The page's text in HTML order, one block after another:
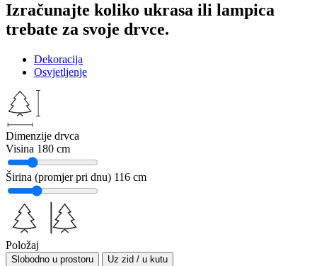
Izračunajte koliko ukrasa ili lampica
trebate za svoje drvce.
Dekoracija
Osvjetljenje
Dimenzije drvca
Visina 180 cm
Širina (promjer pri dnu) 116 cm
Položaj
Slobodno u prostoru Uz zid / u kutu